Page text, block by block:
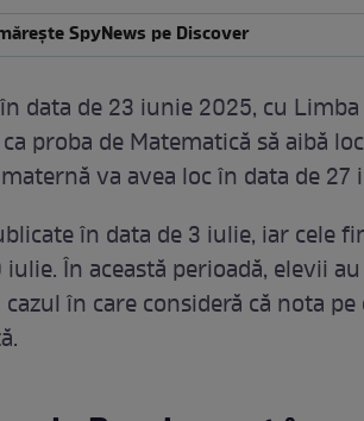
SpyNews pe Discover
data de 23 iunie 2025, cu
proba de Matematică să aibă
va avea loc în data de 27
în data de 3 iulie, iar cele
În această perioadă, elevii
în care consideră că nota pe